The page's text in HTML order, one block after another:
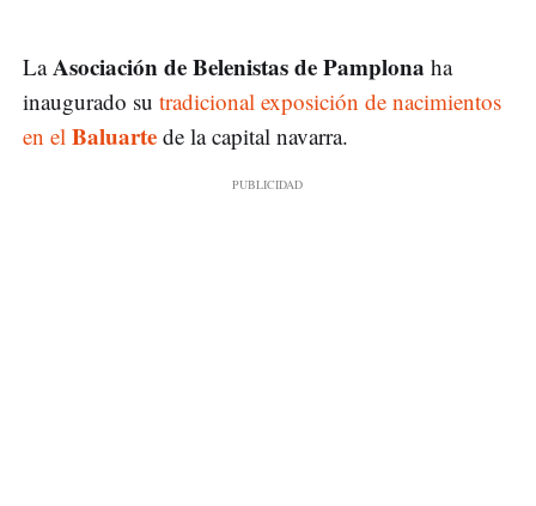
LaAsociación de Belenistas de Pamplona ha
inaugurado su tradicional exposición de nacimientos
en el Baluarte de la capital navarra.